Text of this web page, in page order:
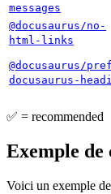
messages
@docusaurus/no-
html-links
@docusaurus/
docusaurus-
✅ = recommended
Exemple
Voici un exemple